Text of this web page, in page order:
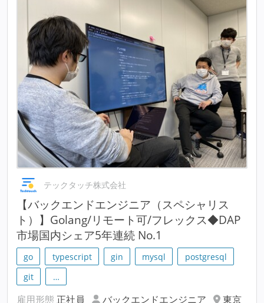
テックタッチ株式会社
【バックエンドエンジニア（スペシャリス
ト）】Golang/リモート可/フレックス◆DAP
市場国内シェア5年連続 No.1
go typescript gin mysql
postgresql
git
…
雇用形態 正社員 バックエンドエンジニア
東京